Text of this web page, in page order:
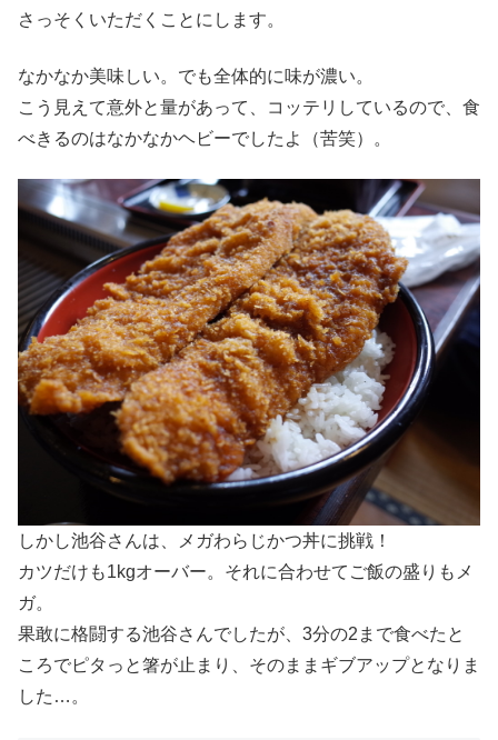
さっそくいただくことにします。
なかなか美味しい。でも全体的に味が濃い。
こう見えて意外と量があって、コッテリしているので、食
べきるのはなかなかヘビーでしたよ（苦笑）。
しかし池谷さんは、メガわらじかつ丼に挑戦！
カツだけも1kgオーバー。それに合わせてご飯の盛りもメ
ガ。
果敢に格闘する池谷さんでしたが、3分の2まで食べたと
ころでピタっと箸が止まり、そのままギブアップとなりま
した…。